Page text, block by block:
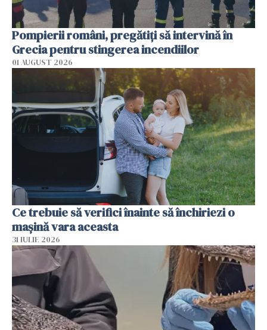
Pompierii români, pregătiţi să intervină în
Grecia pentru stingerea incendiilor
01 AUGUST 2026
Ce trebuie să verifici înainte să închiriezi o
mașină vara aceasta
31 IULIE 2026